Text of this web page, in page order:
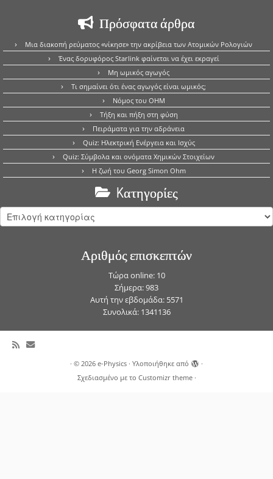
Πρόσφατα άρθρα
Μια διακοπή ρεύματος «νίκησε» την ακρίβεια των Ατομικών Ρολογιών
Ένας δορυφόρος Starlink φαίνεται να έχει εκραγεί
Μη ωμικός αγωγός
Τι σημαίνει ότι ένας αγωγός είναι ωμικός;
Νόμος του OHM
Τήξη και πήξη στη φύση
Πειράματα για την αδράνεια
Quiz: Ηλεκτρική Ενέργεια και Ισχύς
Quiz: Σύμβολα και ονόματα Χημικών Στοιχείων
Η ζωή του Georg Simon Ohm
Kατηγορίες
Kατηγορίες
Αριθμός επισκεπτών
Τώρα online: 10
Σήμερα: 983
Αυτή την εβδομάδα: 5571
Συνολικά: 1341136
· © 2026 e-Physics · Υλοποιήθηκε από
·
Σχεδιασμένο με το Customizr theme·